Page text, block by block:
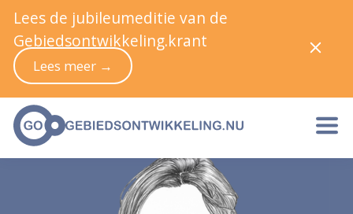
Lees de jubileumeditie van de
Gebiedsontwikkeling.krant
Lees meer →